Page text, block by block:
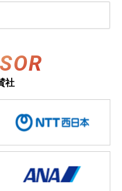
社